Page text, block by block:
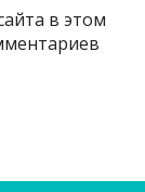
в этом